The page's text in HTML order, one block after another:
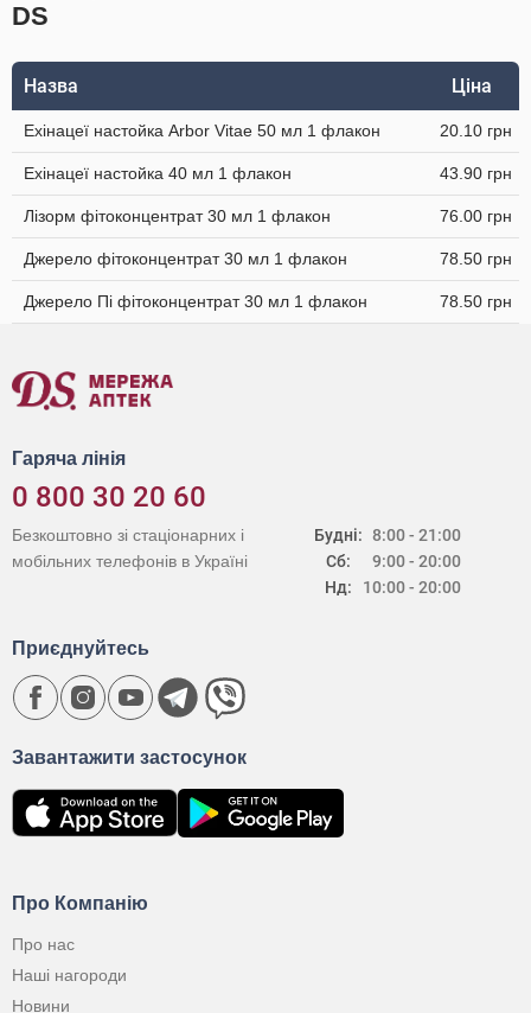
DS
Назва Ціна
Ехінацеї настойка Arbor Vitae 50 мл 1 флакон 20.10 грн
Ехінацеї настойка 40 мл 1 флакон 43.90 грн
Лізорм фітоконцентрат 30 мл 1 флакон 76.00 грн
Джерело фітоконцентрат 30 мл 1 флакон 78.50 грн
Джерело Пі фітоконцентрат 30 мл 1 флакон 78.50 грн
Гаряча лінія
0 800 30 20 60
Будні:
Сб:
Нд:
8:00 - 21:00
9:00 - 20:00
10:00 - 20:00
Безкоштовно зі стаціонарних і
мобільних телефонів в Україні
Про Компанію
Про нас
Наші нагороди
Новини
Завантажити застосунок
Приєднуйтесь